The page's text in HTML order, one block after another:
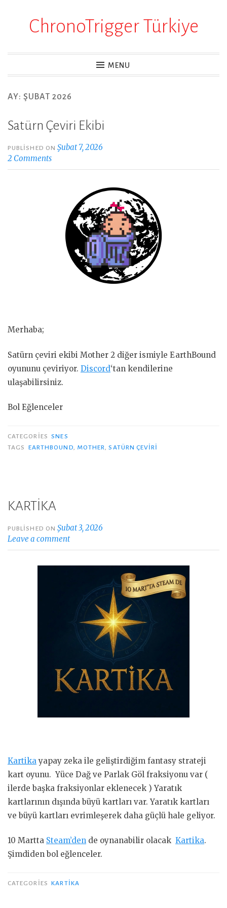
ChronoTrigger Türkiye
MENU
AY: ŞUBAT 2026
Satürn Çeviri Ekibi
PUBLISHED ONŞubat 7, 2026
2 Comments
Merhaba;
Satürn çeviri ekibi Mother 2 diğer ismiyle EarthBound
oyununu çeviriyor. Discord‘tan kendilerine
ulaşabilirsiniz.
Bol Eğlenceler
CATEGORIES SNES
TAGS
EARTHBOUND MOTHER ,SATÜRN ÇEVIRI
KARTİKA
PUBLISHED ONŞubat 3, 2026
Leave a comment
Kartika yapay zeka ile geliştirdiğim fantasy strateji
kart oyunu. Yüce Dağ ve Parlak Göl fraksiyonu var (
ilerde başka fraksiyonlar eklenecek ) Yaratık
kartlarının dışında büyü kartları var. Yaratık kartları
ve büyü kartları evrimleşerek daha güçlü hale geliyor.
10 Martta Steam’den de oynanabilir olacak Kartika.
Şimdiden bol eğlenceler.
CATEGORIES KARTIKA